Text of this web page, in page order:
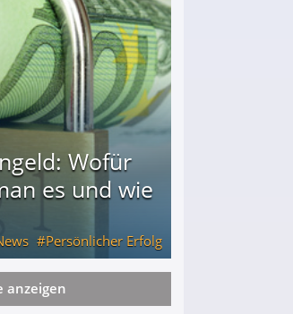
Wofür
es und wie
Persönlicher Erfolg
anzeigen